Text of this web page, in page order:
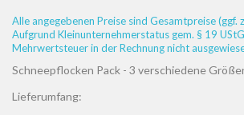
Alle angegebenen Preise sind Gesamtpreise (ggf.
Aufgrund Kleinunternehmerstatus gem. § 19
Mehrwertsteuer in der Rechnung nicht
Schneepflocken Pack - 3 verschiedene
Lieferumfang: